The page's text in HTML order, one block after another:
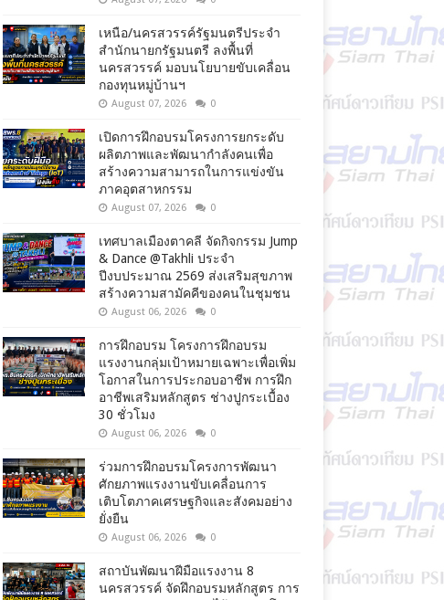
เหนือ/นครสวรรค์รัฐมนตรีประจำ
สำนักนายกรัฐมนตรี ลงพื้นที่
นครสวรรค์ มอบนโยบายขับเคลื่อน
กองทุนหมู่บ้านฯ
August 07, 2026 0
เปิดการฝึกอบรมโครงการยกระดับ
ผลิตภาพและพัฒนากำลังคนเพื่อ
สร้างความสามารถในการแข่งขัน
ภาคอุตสาหกรรม
August 07, 2026 0
เทศบาลเมืองตาคลี จัดกิจกรรม Jump
& Dance @Takhli ประจำ
ปีงบประมาณ 2569 ส่งเสริมสุขภาพ
สร้างความสามัคคีของคนในชุมชน
August 06, 2026 0
การฝึกอบรม โครงการฝึกอบรม
แรงงานกลุ่มเป้าหมายเฉพาะเพื่อเพิ่ม
โอกาสในการประกอบอาชีพ การฝึก
อาชีพเสริมหลักสูตร ช่างปูกระเบื้อง
30 ชั่วโมง
August 06, 2026 0
ร่วมการฝึกอบรมโครงการพัฒนา
ศักยภาพแรงงานขับเคลื่อนการ
เติบโตภาคเศรษฐกิจและสังคมอย่าง
ยั่งยืน
August 06, 2026 0
สถาบันพัฒนาฝีมือแรงงาน 8
นครสวรรค์ จัดฝึกอบรมหลักสูตร การ